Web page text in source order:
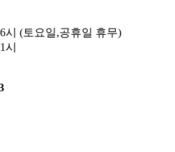
시 (토요일,공휴일 휴무)
시